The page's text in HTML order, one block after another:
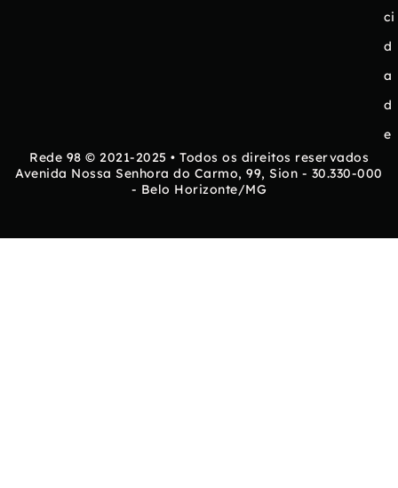
ci
d
a
d
e
Rede 98 © 2021-2025 • Todos os direitos reservados
Avenida Nossa Senhora do Carmo, 99, Sion - 30.330-000
- Belo Horizonte/MG